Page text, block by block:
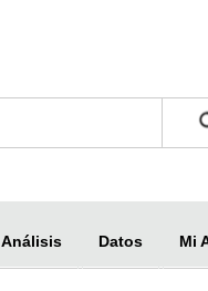
Análisis Datos Mi